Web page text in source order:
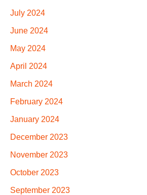
July 2024
June 2024
May 2024
April 2024
March 2024
February 2024
January 2024
December 2023
November 2023
October 2023
September 2023